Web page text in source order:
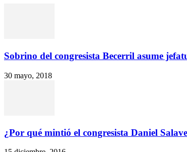
Sobrino del congresista Becerril asume
30 mayo, 2018
¿Por qué mintió el congresista Daniel